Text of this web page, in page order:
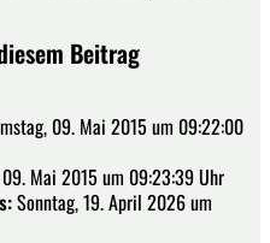
Beitrag
09. Mai 2015 um 09:22:00
Mai 2015 um 09:23:39 Uhr
Sonntag, 19. April 2026 um